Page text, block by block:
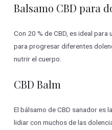
Balsamo CBD para
Con 20 % de CBD, es ideal
para progresar diferentes
nutrir el cuerpo.
CBD Balm
El bálsamo de CBD sanador es
lidiar con muchos de las